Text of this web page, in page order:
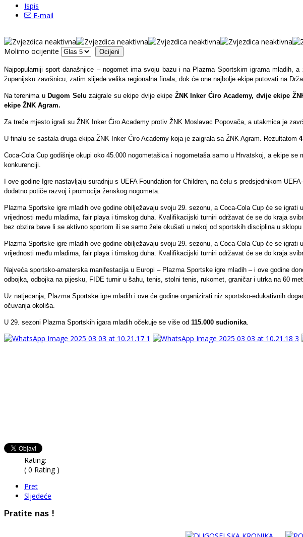
Ispis
E-mail
Molimo ocijenite
Najpopularniji sport današnjice – nogomet ima svoju bazu i na Plazma Sportskim igrama
županijsku završnicu, zatim slijede velika regionalna finala, dok će one najbolje ekipe putovati na
Na terenima u Dugom Selu zaigrale su ekipe dvije ekipe ŽNK Inker Ćiro Academy, dvije ekipe
ekipe ŽNK Agram.
Za treće mjesto igrali su ŽNK Inker Ćiro Academy protiv ŽNK Moslavac Popovača, a utakmica je
U finalu se sastala druga ekipa ŽNK Inker Ćiro Academy koja je zaigrala sa ŽNK Agram. Rezultatom
Coca-Cola Cup godišnje okupi oko 45.000 nogometašica i nogometaša samo u Hrvatskoj, a ekipe
konkurenciji.
I ove godine Igre nastavljaju suradnju s UEFA Foundation for Children, na čelu s predsjednikom
dodatno potiče razvoj i promocija ženskog nogometa.
Plazma Sportske igre mladih ove godine obilježavaju svoju 29. sezonu, a Coca-Cola Cup će se
vrijednosti među mladima, fair playa i timskog duha. Kvalifikacijski turniri održavat će se do kraja
bez obzira bave li se aktivno sportom ili se samo žele okušati u nekoj od sportskih disciplina u
Plazma Sportske igre mladih ove godine obilježavaju svoju 29. sezonu, a Coca-Cola Cup će se
vrijednosti među mladima, fair playa i timskog duha. Kvalifikacijski turniri održavat će se do kraja
Najveća sportsko-amaterska manifestacija u Europi – Plazma Sportske igre mladih – i ove godine
odbojka, odbojka na pijesku, FIDE turnir u šahu, tenis, stolni tenis, rukomet, graničar i utrka na 60
Uz natjecanja, Plazma Sportske igre mladih i ove će godine organizirati niz sportsko-edukativnih
očuvanja okoliša.
U 29. sezoni Plazma Sportskih igara mladih očekuje se više od 115.000 sudionika
Rating:
( 0 Rating )
Pret
Sljedeće
Pratite nas !